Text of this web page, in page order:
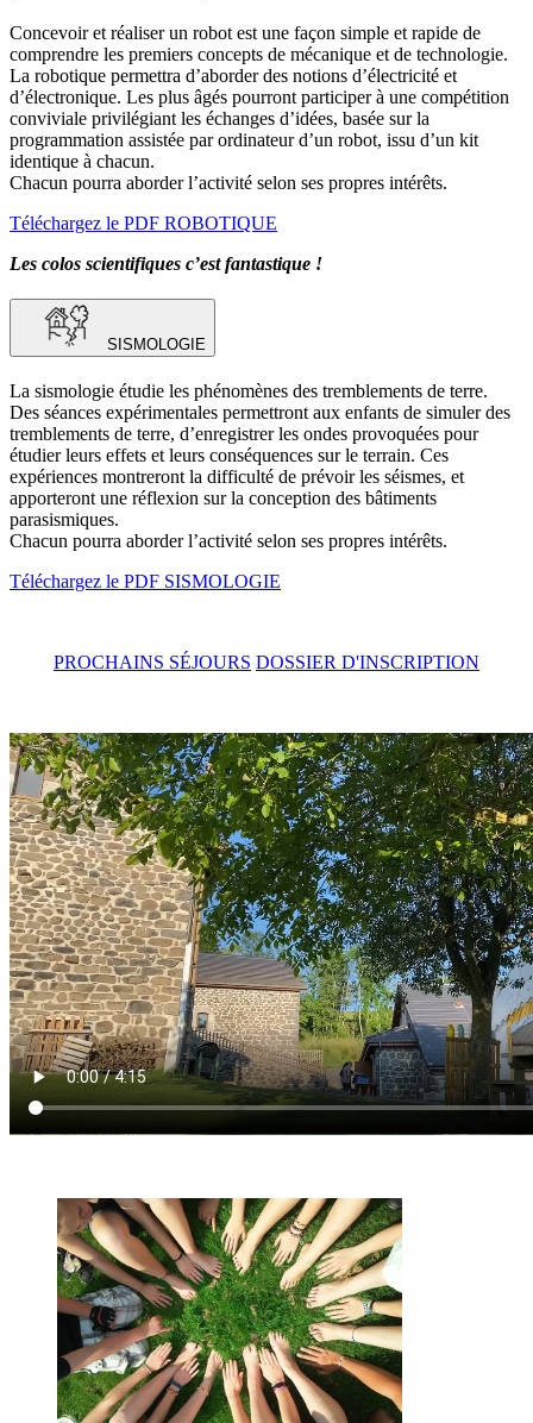
Concevoir et réaliser un robot est une façon simple et rapide de
comprendre les premiers concepts de mécanique et de technologie.
La robotique permettra d’aborder des notions d’électricité et
d’électronique. Les plus âgés pourront participer à une compétition
conviviale privilégiant les échanges d’idées, basée sur la
programmation assistée par ordinateur d’un robot, issu d’un kit
identique à chacun.
Chacun pourra aborder l’activité selon ses propres intérêts.
Téléchargez le PDF ROBOTIQUE
Les colos scientifiques c’est fantastique !
SISMOLOGIE
La sismologie étudie les phénomènes des tremblements de terre.
Des séances expérimentales permettront aux enfants de simuler des
tremblements de terre, d’enregistrer les ondes provoquées pour
étudier leurs effets et leurs conséquences sur le terrain. Ces
expériences montreront la difficulté de prévoir les séismes, et
apporteront une réflexion sur la conception des bâtiments
parasismiques.
Chacun pourra aborder l’activité selon ses propres intérêts.
Téléchargez le PDF SISMOLOGIE
PROCHAINS SÉJOURS DOSSIER D'INSCRIPTION